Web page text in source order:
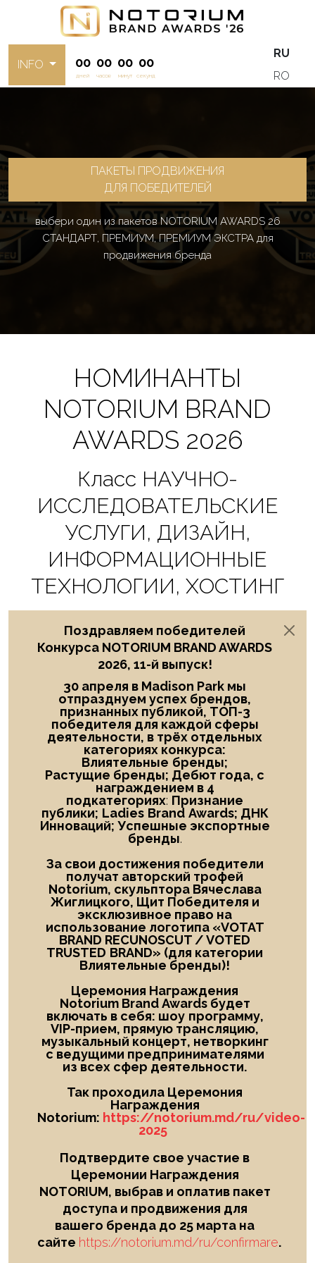
INFO 00
дней
00
часов
00
минут
00
секунд
RU
RO
ПАКЕТЫ ПРОДВИЖЕНИЯ
ДЛЯ ПОБЕДИТЕЛЕЙ
выбери один из пакетов NOTORIUM AWARDS 26
СТАНДАРТ, ПРЕМИУМ, ПРЕМИУМ ЭКСТРА для
продвижения бренда
НОМИНАНТЫ
NOTORIUM BRAND
AWARDS 2026
Класс НАУЧНО-
ИССЛЕДОВАТЕЛЬСКИЕ
УСЛУГИ, ДИЗАЙН,
ИНФОРМАЦИОННЫЕ
ТЕХНОЛОГИИ, ХОСТИНГ
Поздравляем победителей
Конкурса NOTORIUM BRAND AWARDS
2026, 11-й выпуск!
30 апреля в Madison Park мы
отпразднуем успех брендов,
признанных публикой, ТОП-3
победителя для каждой сферы
деятельности, в трёх отдельных
категориях конкурса:
Влиятельные бренды;
Растущие бренды; Дебют года, с
награждением в 4
подкатегориях: Признание
публики; Ladies Brand Awards; ДНК
Инноваций; Успешные экспортные
бренды.
За свои достижения победители
получат авторский трофей
Notorium, скульптора Вячеслава
Жиглицкого, Щит Победителя и
эксклюзивное право на
использование логотипа «VOTAT
BRAND RECUNOSCUT /VOTED
TRUSTED BRAND» (для категории
Влиятельные бренды)!
Церемония Награждения
Notorium Brand Awards будет
включать в себя: шоу программу,
VIP-прием, прямую трансляцию,
музыкальный концерт, нетворкинг
с ведущими предпринимателями
из всех сфер деятельности.
Так проходила Церемония
Награждения
Notorium: https://notorium.md/ru/video-
2025
Подтвердите свое участие в
Церемонии Награждения
NOTORIUM, выбрав и оплатив пакет
доступа и продвижения для
вашего бренда до 25 марта на
сайте https://notorium.md/ru/confirmare.